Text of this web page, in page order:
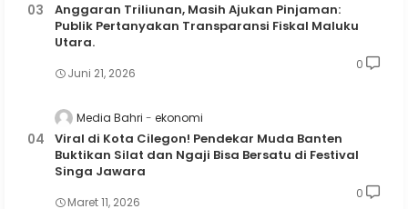
Anggaran Triliunan, Masih Ajukan Pinjaman:
Publik Pertanyakan Transparansi Fiskal Maluku
Utara.
Juni 21, 2026
0
Media Bahri ekonomi
Viral di Kota Cilegon! Pendekar Muda Banten
Buktikan Silat dan Ngaji Bisa Bersatu di Festival
Singa Jawara
Maret 11, 2026
0